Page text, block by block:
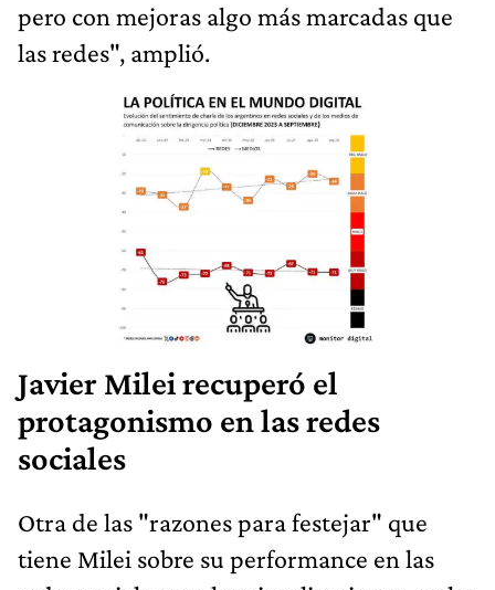
pero con mejoras algo más marcadas que
las redes", amplió.
Javier Milei recuperó el
protagonismo en las redes
sociales
Otra de las "razones para festejar" que
tiene Milei sobre su performance en las